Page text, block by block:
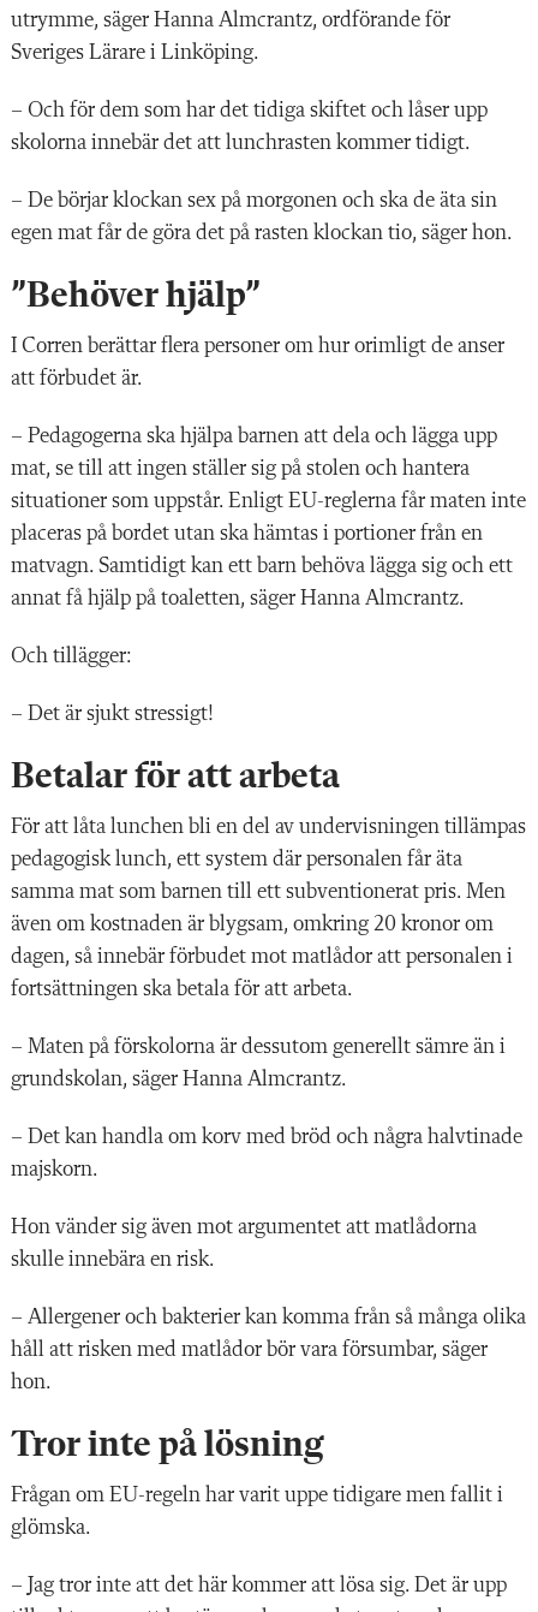
utrymme, säger Hanna Almcrantz, ordförande för
Sveriges Lärare i Linköping.
– Och för dem som har det tidiga skiftet och låser upp
skolorna innebär det att lunchrasten kommer tidigt.
– De börjar klockan sex på morgonen och ska de äta sin
egen mat får de göra det på rasten klockan tio, säger hon.
”Behöver hjälp”
I Corren berättar flera personer om hur orimligt de anser
att förbudet är.
– Pedagogerna ska hjälpa barnen att dela och lägga upp
mat, se till att ingen ställer sig på stolen och hantera
situationer som uppstår. Enligt EU-reglerna får maten inte
placeras på bordet utan ska hämtas i portioner från en
matvagn. Samtidigt kan ett barn behöva lägga sig och ett
annat få hjälp på toaletten, säger Hanna Almcrantz.
Och tillägger:
– Det är sjukt stressigt!
Betalar för att arbeta
För att låta lunchen bli en del av undervisningen tillämpas
pedagogisk lunch, ett system där personalen får äta
samma mat som barnen till ett subventionerat pris. Men
även om kostnaden är blygsam, omkring 20 kronor om
dagen, så innebär förbudet mot matlådor att personalen i
fortsättningen ska betala för att arbeta.
– Maten på förskolorna är dessutom generellt sämre än i
grundskolan, säger Hanna Almcrantz.
– Det kan handla om korv med bröd och några halvtinade
majskorn.
Hon vänder sig även mot argumentet att matlådorna
skulle innebära en risk.
– Allergener och bakterier kan komma från så många olika
håll att risken med matlådor bör vara försumbar, säger
hon.
Tror inte på lösning
Frågan om EU-regeln har varit uppe tidigare men fallit i
glömska.
– Jag tror inte att det här kommer att lösa sig. Det är upp